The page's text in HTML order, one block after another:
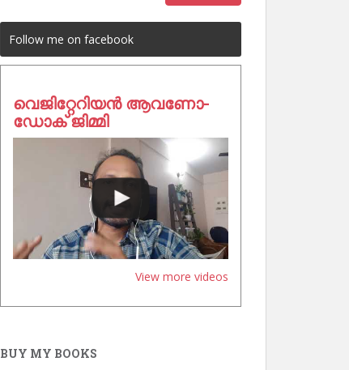
Follow me on facebook
വെജിറ്റേറിയൻ ആവണോ-
ഡോക് ജിമ്മി
View more videos
BUY MY BOOKS